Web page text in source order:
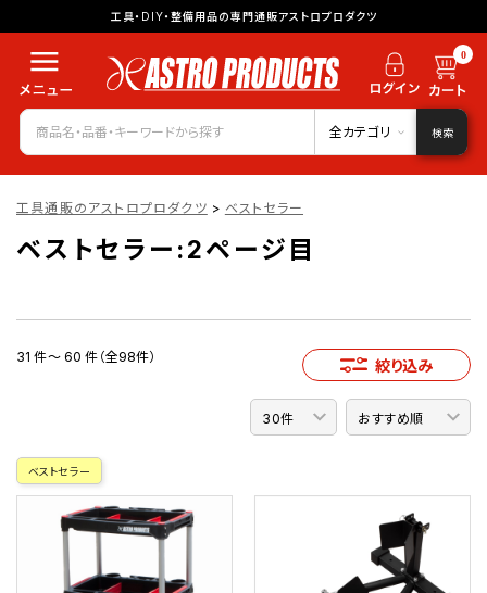
工具・DIY・整備用品の専門通販アストロプロダクツ
0
全カテゴリ 検索
工具通販のアストロプロダクツ > ベストセラー
ベストセラー:2ページ目
31 件～ 60 件（全98件） 絞り込み
ベストセラー